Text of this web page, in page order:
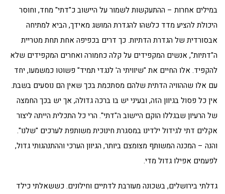
במילים אחרות – ההתעקשות לשמור על היישוב כ"דתי" מחד, וחוסר
היכולת להציע מדד כלשהו להגדרת המושג מאידך, הביא למתיחה
אבסורדית של הגדרת הדתיות. כך דרים בכפיפה אחת תחת מטריית
ה"דתיות", אנשים המקפידים על קלה כחמורה ואחרים המקפידים שלא
להקפיד. אלו החיים את "שיוויתי ה' לנגדי תמיד" פשוטו כמשמעו, יחד
עם אלו שההוויה הדתית שלהם מסתכמת בכך שאין הם נוסעים בשבת.
אין כל פסול בגיוון הזה, ובעיני יש בו ברכה גדולה, אך יש בכך החמצה
של הרעיון שבגללו הוקם היישוב ה"דתי". הרי כל התכלית הייתה ליצור
אקלים דתי לגידול ילדינו במסגרת חינוכית משותפת לערכים "שלנו".
והנה – המכנה המשותף מצומצם ביותר, הגיוון הערכי וההתנהגותי גדול,
לפעמים אפילו גדול מדי.
גדלתי בירושלים, בשכונה מעורבת לדתיים וחילונים. כששאלתי כילד